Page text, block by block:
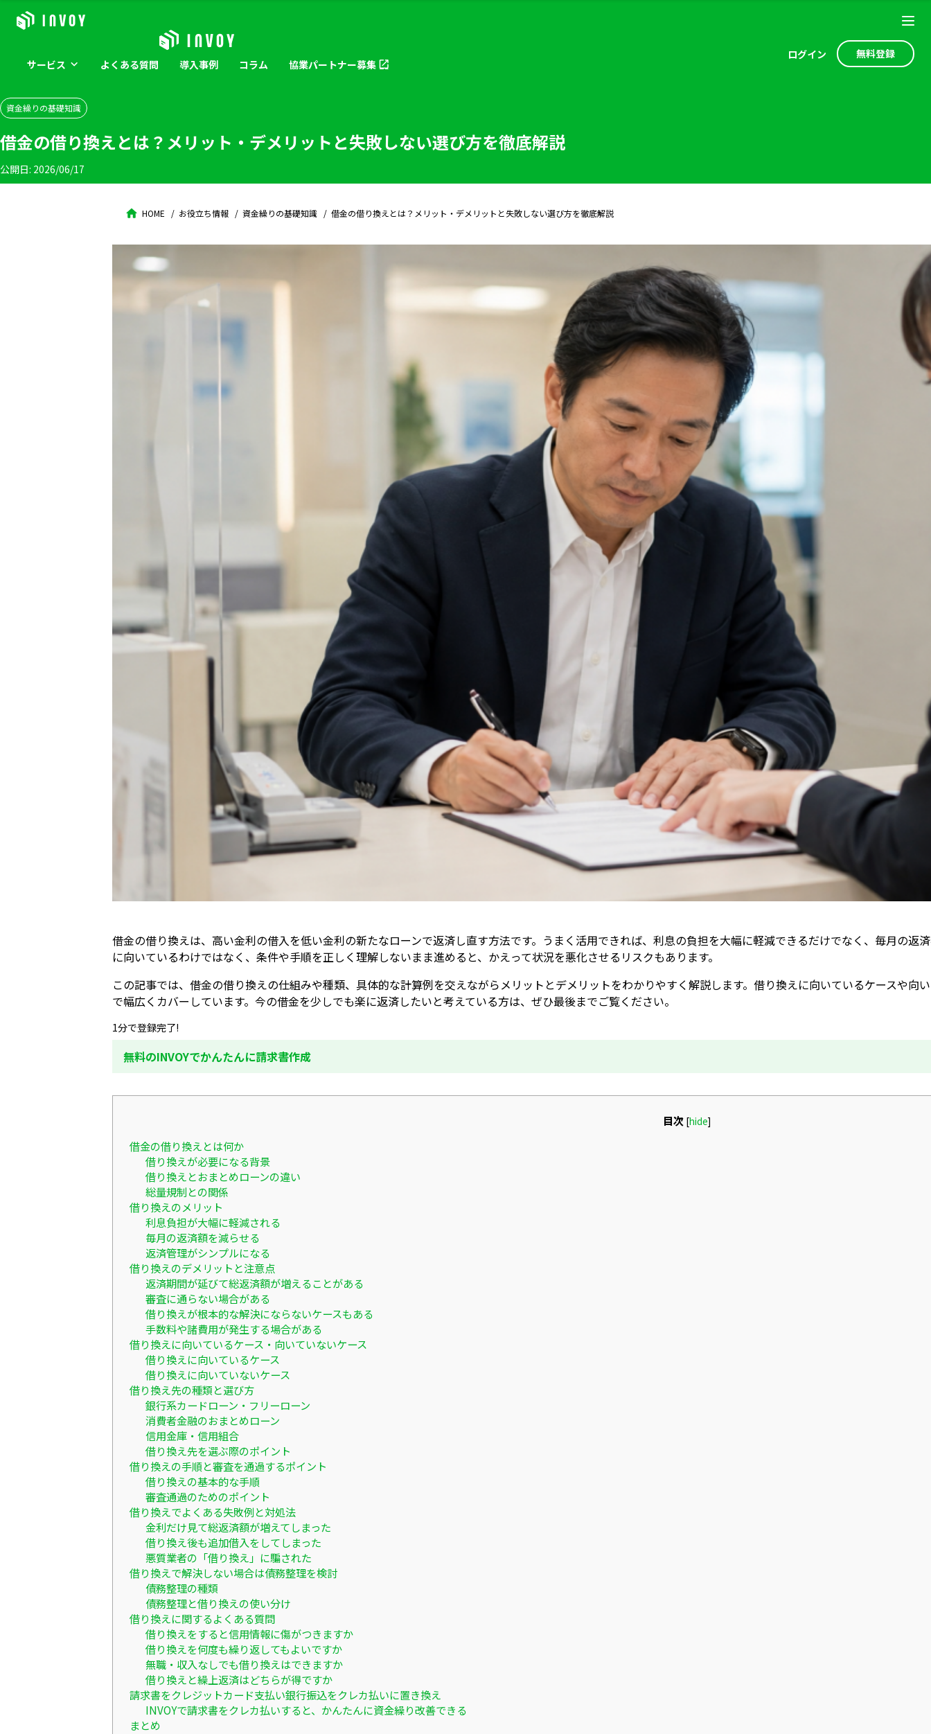
サービス よくある質問 導入事例 コラム 協業パートナー募集
ログイン 無料登録
資金繰りの基礎知識
借金の借り換えとは？メリット・デメリットと失敗しない選び方を徹底解説
公開日: 2026/06/17
HOME お役立ち情報 資金繰りの基礎知識 借金の借り換えとは？メリット・デメリットと失敗しない選び方を徹底解説
借金の借り換えは、高い金利の借入を低い金利の新たなローンで返済し直す方法です。うまく活用できれば、利息の負担を大幅に軽減できるだけでなく、毎月の返
に向いているわけではなく、条件や手順を正しく理解しないまま進めると、かえって状況を悪化させるリスクもあります。
この記事では、借金の借り換えの仕組みや種類、具体的な計算例を交えながらメリットとデメリットをわかりやすく解説します。借り換えに向いているケースや向
で幅広くカバーしています。今の借金を少しでも楽に返済したいと考えている方は、ぜひ最後までご覧ください。
1分で登録完了!
無料のINVOYでかんたんに請求書作成
目次 [hide]
借金の借り換えとは何か
借り換えが必要になる背景
借り換えとおまとめローンの違い
総量規制との関係
借り換えのメリット
利息負担が大幅に軽減される
毎月の返済額を減らせる
返済管理がシンプルになる
借り換えのデメリットと注意点
返済期間が延びて総返済額が増えることがある
審査に通らない場合がある
借り換えが根本的な解決にならないケースもある
手数料や諸費用が発生する場合がある
借り換えに向いているケース・向いていないケース
借り換えに向いているケース
借り換えに向いていないケース
借り換え先の種類と選び方
銀行系カードローン・フリーローン
消費者金融のおまとめローン
信用金庫・信用組合
借り換え先を選ぶ際のポイント
借り換えの手順と審査を通過するポイント
借り換えの基本的な手順
審査通過のためのポイント
借り換えでよくある失敗例と対処法
金利だけ見て総返済額が増えてしまった
借り換え後も追加借入をしてしまった
悪質業者の「借り換え」に騙された
借り換えで解決しない場合は債務整理を検討
債務整理の種類
債務整理と借り換えの使い分け
借り換えに関するよくある質問
借り換えをすると信用情報に傷がつきますか
借り換えを何度も繰り返してもよいですか
無職・収入なしでも借り換えはできますか
借り換えと繰上返済はどちらが得ですか
請求書をクレジットカード支払い銀行振込をクレカ払いに置き換え
INVOYで請求書をクレカ払いすると、かんたんに資金繰り改善できる
まとめ